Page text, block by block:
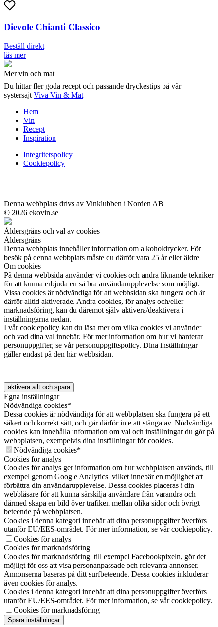
Dievole Chianti Classico
Beställ direkt
läs mer
Mer vin och mat
Du hittar fler goda recept och passande dryckestips på vår
systersajt Viva Vin & Mat
Hem
Vin
Recept
Inspiration
Integritetspolicy
Cookiepolicy
Denna webbplats drivs av Vinklubben i Norden AB
© 2026 ekovin.se
Åldersgräns och val av cookies
Åldersgräns
Denna webbplats innehåller information om alkoholdrycker. För
besök på denna webbplats måste du därför vara 25 år eller äldre.
Om cookies
På denna webbsida använder vi cookies och andra liknande tekniker
för att kunna erbjuda en så bra användarupplevelse som möjligt.
Vissa cookies är nödvändiga för att webbsidan ska fungera och är
därför alltid aktiverade. Andra cookies, för analys och/eller
marknadsföring, kan du däremot själv aktivera/deaktivera i
inställningarna nedan.
I vår cookiepolicy kan du läsa mer om vilka cookies vi använder
och vad dina val innebär. För mer information om hur vi hanterar
personuppgifter, se vår personuppgiftspolicy. Dina inställningar
gäller endast på den här webbsidan.
aktivera allt och spara
Egna inställningar
Nödvändiga cookies*
Dessa cookies är nödvändiga för att webbplatsen ska fungera på ett
säkert och korrekt sätt, och går därför inte att stänga av. Nödvändiga
cookies kan innehålla information om val och inställningar du gör på
webbplatsen, exempelvis dina inställningar för cookies.
Nödvändiga cookies*
Cookies för analys
Cookies för analys ger information om hur webbplatsen används, till
exempel genom Google Analytics, vilket innebär en möjlighet att
förbättra din användarupplevelse. Dessa cookies placeras i din
webbläsare för att kunna särskilja användare från varandra och
därmed skapa en bild över trafiken mellan olika sidor och övrigt
beteende på webbplatsen.
Cookies i denna kategori innebär att dina personuppgifter överförs
utanför EU/EES-området. För mer information, se vår cookiepolicy.
Cookies för analys
Cookies för marknadsföring
Cookies för marknadsföring, till exempel Facebookpixeln, gör det
möjligt för oss att visa personanpassade och relevanta annonser.
Annonserna baseras på ditt surfbeteende. Dessa cookies inkluderar
även cookies för analys.
Cookies i denna kategori innebär att dina personuppgifter överförs
utanför EU/EES-området. För mer information, se vår cookiepolicy.
Cookies för marknadsföring
Spara inställningar